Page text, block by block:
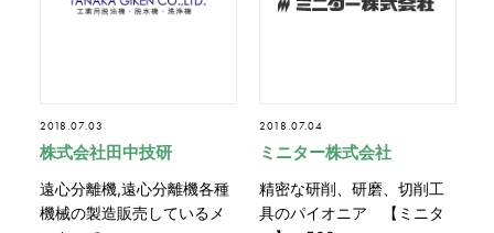
2018.07.03
株式会社田中技研
遠心分離機,遠心分離機各種
機械の製造販売しているメ
2018.07.04
ミニター株式会社
精密な研削、研磨、切削工
具のパイオニア 【ミニタ